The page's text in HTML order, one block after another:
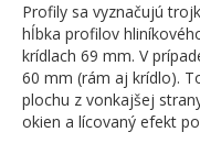
Profily sa vyznačujú
hĺbka profilov
krídlach 69 mm. V
60 mm (rám aj krídlo).
plochu z vonkajšej
okien a lícovaný efekt